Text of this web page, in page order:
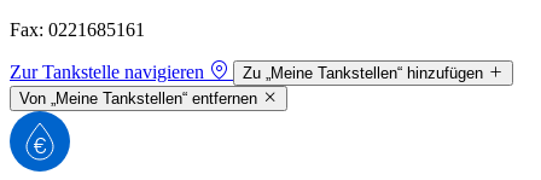
Fax: 0221685161
Zur Tankstelle navigieren
Zu „Meine Tankstellen“ hinzufügen
Von „Meine Tankstellen“ entfernen